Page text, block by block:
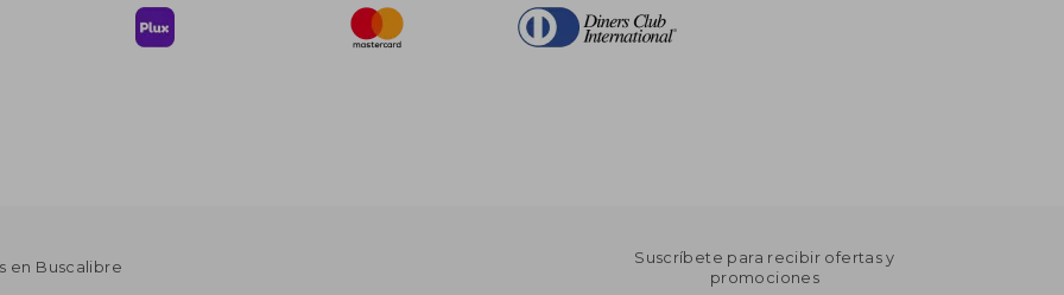
en Buscalibre
Suscríbete para recibir ofertas y
promociones